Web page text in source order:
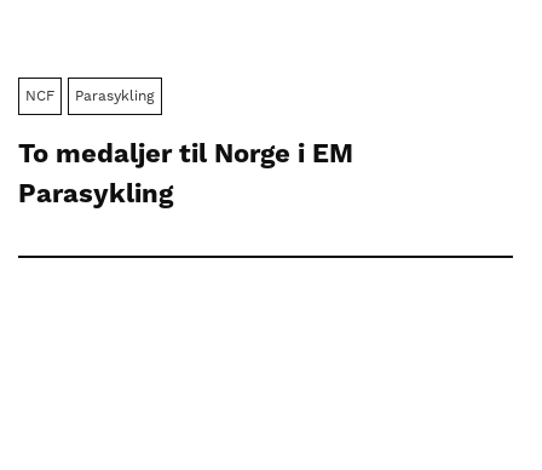
NCF Parasykling
To medaljer til Norge i EM
Parasykling